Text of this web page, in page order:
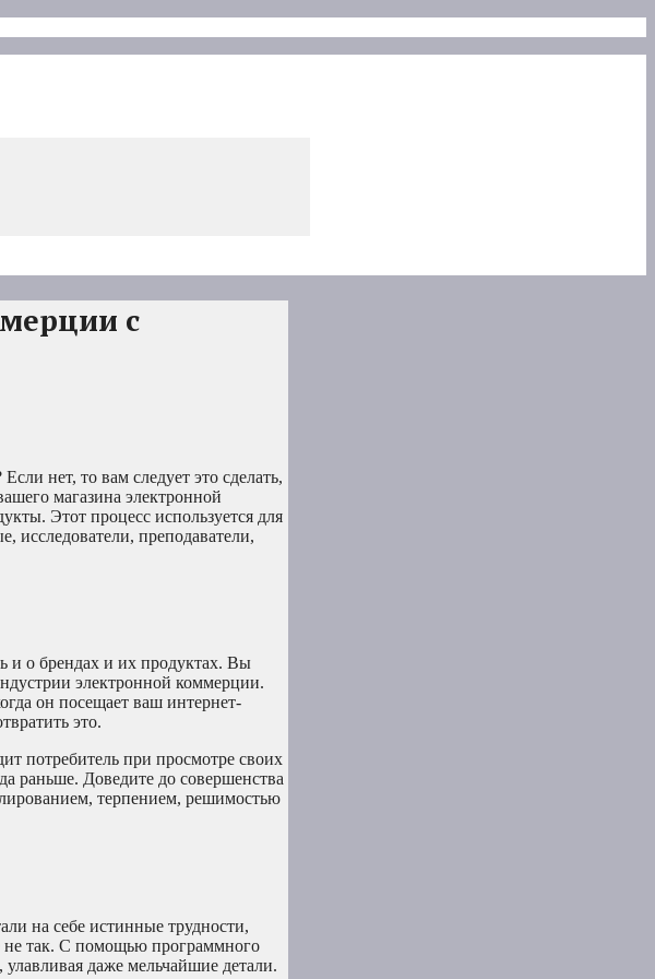
с
нет, то вам следует это сделать,
магазина электронной
Этот процесс используется для
исследователи, преподаватели,
и о брендах и их продуктах. Вы
электронной коммерции.
он посещает ваш интернет-
это.
потребитель при просмотре своих
раньше. Доведите до совершенства
терпением, решимостью
на себе истинные трудности,
не так. С помощью программного
даже мельчайшие детали.